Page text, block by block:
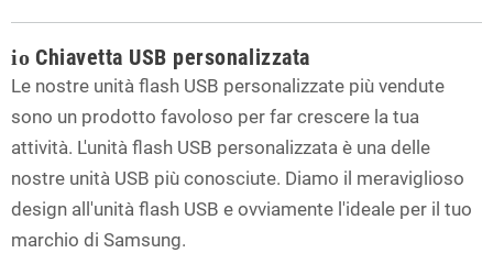
io Chiavetta USB personalizzata
Le nostre unità flash USB personalizzate più vendute
sono un prodotto favoloso per far crescere la tua
attività. L'unità flash USB personalizzata è una delle
nostre unità USB più conosciute. Diamo il meraviglioso
design all'unità flash USB e ovviamente l'ideale per il tuo
marchio di Samsung.